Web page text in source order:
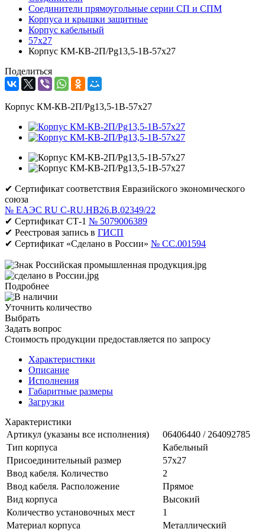
Соединители прямоугольные серии СП и СПМ
Корпуса и крышки защитные
Корпус кабельный
57х27
Корпус КМ-КВ-2П/Pg13,5-1В-57х27
Поделиться
Корпус КМ-КВ-2П/Pg13,5-1В-57х27
✔ Сертификат соответствия Евразийского экономического
союза
№ ЕАЭС RU C-RU.НВ26.В.02349/22
✔ Сертификат СТ-1 № 5079006389
✔ Реестровая запись в ГИСП
✔ Сертификат «Сделано в России» № CC.001594
Подробнее
Уточнить количество
Выбрать
Задать вопрос
Стоимость продукции предоставляется по запросу
Характеристики
Описание
Исполнения
Габаритные размеры
Загрузки
Характеристики
Артикул (указаны все исполнения)
06406440 / 264092785
Тип корпуса
Кабельный
Присоединительный размер
57х27
Ввод кабеля. Количество
2
Ввод кабеля. Расположение
Прямое
Вид корпуса
Высокий
Количество установочных мест
1
Материал корпуса
Металлический